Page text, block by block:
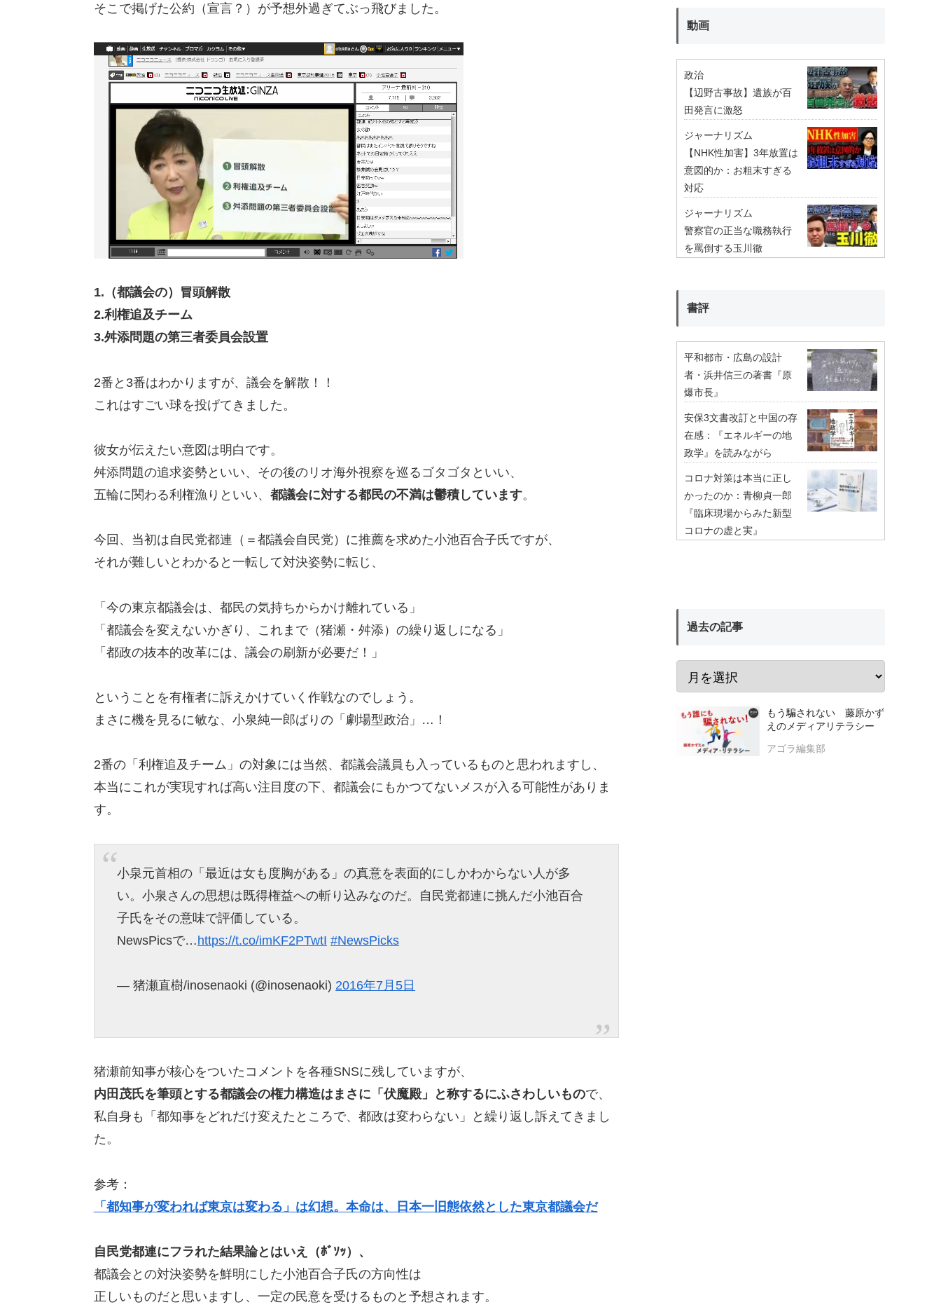
そこで掲げた公約（宣言？）が予想外過ぎてぶっ飛びました。
1.（都議会の）冒頭解散
2.利権追及チーム
3.舛添問題の第三者委員会設置
2番と3番はわかりますが、議会を解散！！
これはすごい球を投げてきました。
彼女が伝えたい意図は明白です。
舛添問題の追求姿勢といい、その後のリオ海外視察を巡るゴタゴタといい、
五輪に関わる利権漁りといい、 都議会に対する都民の不満は鬱積しています。
今回、当初は自民党都連（＝都議会自民党）に推薦を求めた小池百合子氏ですが、
それが難しいとわかると一転して対決姿勢に転じ、
「今の東京都議会は、都民の気持ちからかけ離れている」
「都議会を変えないかぎり、これまで（猪瀬・舛添）の繰り返しになる」
「都政の抜本的改革には、議会の刷新が必要だ！」
ということを有権者に訴えかけていく作戦なのでしょう。
まさに機を見るに敏な、小泉純一郎ばりの「劇場型政治」…！
2番の「利権追及チーム」の対象には当然、都議会議員も入っているものと思われますし、
本当にこれが実現すれば高い注目度の下、都議会にもかつてないメスが入る可能性がありま
す。
小泉元首相の「最近は女も度胸がある」の真意を表面的にしかわからない人が多
い。小泉さんの思想は既得権益への斬り込みなのだ。自民党都連に挑んだ小池百合
子氏をその意味で評価している。
NewsPicsで… https://t.co/imKF2PTwtI #NewsPicks
— 猪瀬直樹/inosenaoki (@inosenaoki) 2016年7月5日
猪瀬前知事が核心をついたコメントを各種SNSに残していますが、
内田茂氏を筆頭とする都議会の権力構造はまさに「伏魔殿」と称するにふさわしいもので、
私自身も「都知事をどれだけ変えたところで、都政は変わらない」と繰り返し訴えてきまし
た。
参考：
「都知事が変われば東京は変わる」は幻想。本命は、日本一旧態依然とした東京都議会だ
自民党都連にフラれた結果論とはいえ（ﾎﾞｿｯ）、
都議会との対決姿勢を鮮明にした小池百合子氏の方向性は
正しいものだと思いますし、一定の民意を受けるものと予想されます。
動画
政治
【辺野古事故】遺族が百
田発言に激怒
ジャーナリズム
【NHK性加害】3年放置は
意図的か：お粗末すぎる
対応
ジャーナリズム
警察官の正当な職務執行
を罵倒する玉川徹
書評
平和都市・広島の設計
者・浜井信三の著書『原
爆市長』
安保3文書改訂と中国の存
在感：『エネルギーの地
政学』を読みながら
コロナ対策は本当に正し
かったのか：青柳貞一郎
『臨床現場からみた新型
コロナの虚と実』
過去の記事
もう騙されない 藤原かず
えのメディアリテラシー
アゴラ編集部